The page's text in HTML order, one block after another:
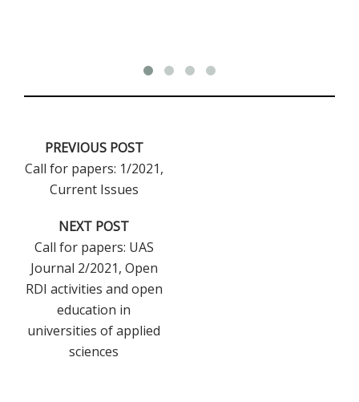
PREVIOUS POST
Call for papers: 1/2021,
Current Issues
NEXT POST
Call for papers: UAS
Journal 2/2021, Open
RDI activities and open
education in
universities of applied
sciences